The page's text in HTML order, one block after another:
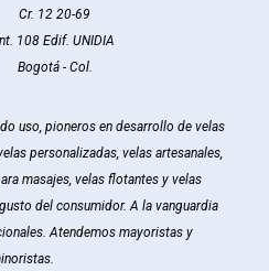
Cr. 12 20-69
108 Edif. UNIDIA
Bogotá - Col.
uso, pioneros en desarrollo de velas
personalizadas, velas artesanales,
masajes, velas flotantes y velas
del consumidor. A la vanguardia
Atendemos mayoristas y